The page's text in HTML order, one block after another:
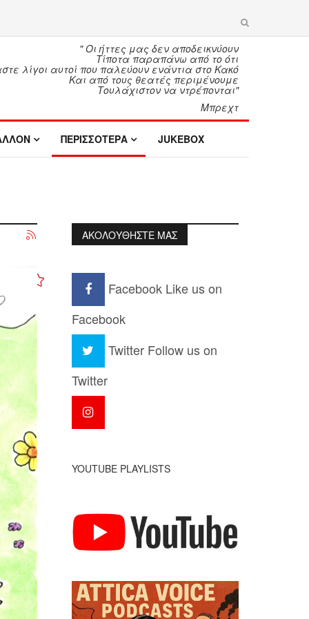
" Οι ήττες μας δεν αποδεικνύουν
Τίποτα παραπάνω από το ότι
λίγοι αυτοί που παλεύουν ενάντια στο Κακό
Και από τους θεατές περιμένουμε
Τουλάχιστον να ντρέπονται"
Μπρεχτ
ΠΕΡΙΣΣΟΤΕΡΑ JUKEBOX
ΑΚΟΛΟΥΘΗΣΤΕ ΜΑΣ
Facebook Like us on
Facebook
Twitter Follow us on
Twitter
YOUTUBE PLAYLISTS